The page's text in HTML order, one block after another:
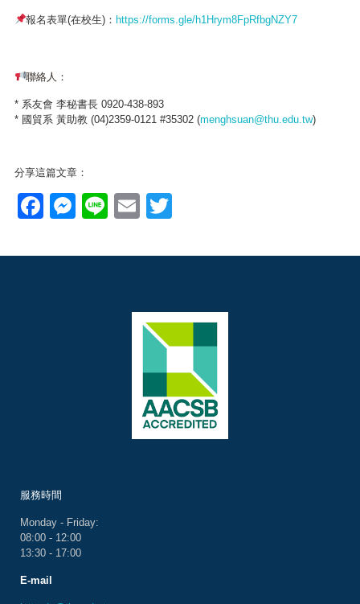
報名表單(在校生)： https://forms.gle/h1Hrym8FpRfbgNZY7
聯絡人：
* 系友會 李秘書長 0920-438-893
* 國貿系 黃助教 (04)2359-0121 #35302 (menghsuan@thu.edu.tw)
分享這篇文章：
Facebook
Messenger
LineEmail
服務時間
Monday - Friday:
08:00 - 12:00
13:30 - 17:00
E-mail